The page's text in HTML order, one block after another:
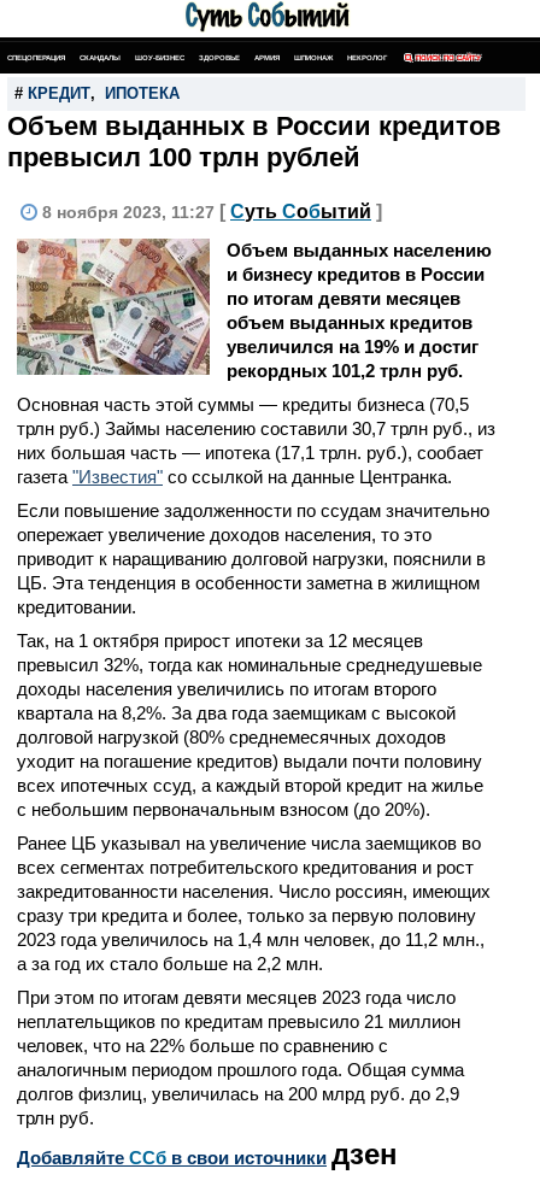
СПЕЦОПЕРАЦИЯ СКАНДАЛЫ ШОУ-БИЗНЕС ЗДОРОВЬЕ АРМИЯ ШПИОНАЖ НЕКРОЛОГ ПОИСК ПО САЙТУ
# КРЕДИТ, ИПОТЕКА
Объем выданных в России кредитов
превысил 100 трлн рублей
8 ноября 2023, 11:27 [ Суть Событий ]
Объем выданных населению
и бизнесу кредитов в России
по итогам девяти месяцев
объем выданных кредитов
увеличился на 19% и достиг
рекордных 101,2 трлн руб.
Основная часть этой суммы — кредиты бизнеса (70,5
трлн руб.) Займы населению составили 30,7 трлн руб., из
них большая часть — ипотека (17,1 трлн. руб.), сообает
газета "Известия" со ссылкой на данные Центранка.
Если повышение задолженности по ссудам значительно
опережает увеличение доходов населения, то это
приводит к наращиванию долговой нагрузки, пояснили в
ЦБ. Эта тенденция в особенности заметна в жилищном
кредитовании.
Так, на 1 октября прирост ипотеки за 12 месяцев
превысил 32%, тогда как номинальные среднедушевые
доходы населения увеличились по итогам второго
квартала на 8,2%. За два года заемщикам с высокой
долговой нагрузкой (80% среднемесячных доходов
уходит на погашение кредитов) выдали почти половину
всех ипотечных ссуд, а каждый второй кредит на жилье
с небольшим первоначальным взносом (до 20%).
Ранее ЦБ указывал на увеличение числа заемщиков во
всех сегментах потребительского кредитования и рост
закредитованности населения. Число россиян, имеющих
сразу три кредита и более, только за первую половину
2023 года увеличилось на 1,4 млн человек, до 11,2 млн.,
а за год их стало больше на 2,2 млн.
При этом по итогам девяти месяцев 2023 года число
неплательщиков по кредитам превысило 21 миллион
человек, что на 22% больше по сравнению с
аналогичным периодом прошлого года. Общая сумма
долгов физлиц, увеличилась на 200 млрд руб. до 2,9
трлн руб.
Добавляйте CСб в свои источники дзен